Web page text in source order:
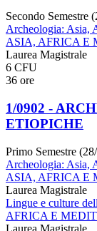
Secondo Semestre
Archeologia: Asia,
ASIA, AFRICA E
Laurea Magistrale
6 CFU
36 ore
1/0902 -
ETIOPICHE
Primo Semestre
Archeologia: Asia,
ASIA, AFRICA E
Laurea Magistrale
Lingue e culture
AFRICA E
Laurea Magistrale